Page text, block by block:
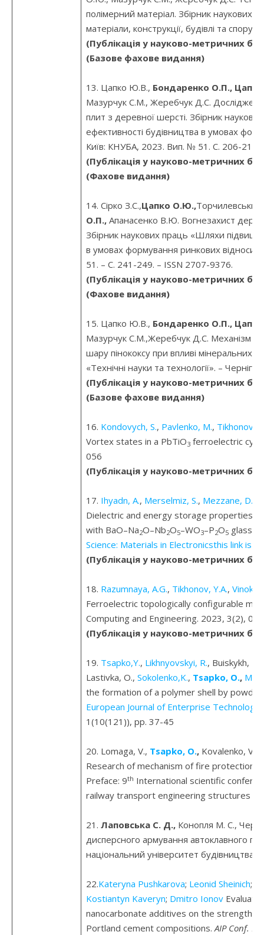
полімерний матеріал. Збірник наукових
матеріали, конструкції, будівлі та
(Публікація у науково-метричних
(Базове фахове видання)
13. Цапко Ю.В., Бондаренко О.П.,
Мазурчук С.М., Жеребчук Д.С.
плит з деревної шерсті. Збірник
ефективності будівництва в умовах
Київ: КНУБА, 2023. Вип. № 51. С. 206-217.
(Публікація у науково-метричних
(Фахове видання)
14. Сірко З.С.,Цапко О.Ю.,
О.П.,Апанасенко В.Ю. Вогнезахист
Збірник наукових праць «Шляхи
в умовах формування ринкових
51. – С. 241-249. – ISSN 2707-9376.
(Публікація у науково-метричних
(Фахове видання)
15. Цапко Ю.В., Бондаренко О.П.,
Мазурчук С.М.,Жеребчук Д.С. Механізм
шару пінококсу при впливі мінеральних
«Технічні науки та технології». –
(Публікація у науково-метричних
(Базове фахове видання)
16. Kondovych, S., Pavlenko, M., Tikhonov,
Vortex states in a PbTiO3ferroelectric
056
(Публікація у науково-метричних
17. Ihyadn, A., Merselmiz, S., Mezzane, D.
Dielectric and energy storage properties
with BaO–Na2O–Nb2O5–WO3–P2O5glass
Science: Materials in Electronicsthis link is
(Публікація у науково-метричних
18. Razumnaya, A.G., Tikhonov, Y.A.,
Ferroelectric topologically configurable
Computing and Engineering. 2023, 3(2),
(Публікація у науково-метричних
19. Tsapko,Y., Likhnyovskyi, R., Buiskykh, N.
Lastivka, O., Sokolenko,K., Tsapko, O.,
the formation of a polymer shell by
European Journal of Enterprise
1(10(121)), pp. 37-45
20. Lomaga, V., Tsapko, O.,Kovalenko, V.,
Research of mechanism of fire protection
Preface: 9th International scientific
railway transport engineering structures
21. Лаповська С. Д.,Конопля М. С.,
дисперсного армування автоклавного
національний університет будівництва і
22.Kateryna Pushkarova; Leonid Sheinich;
Kostiantyn Kaveryn; Dmitro Ionov
nanocarbonate additives on the strength
Portland cement compositions.AIP Conf.